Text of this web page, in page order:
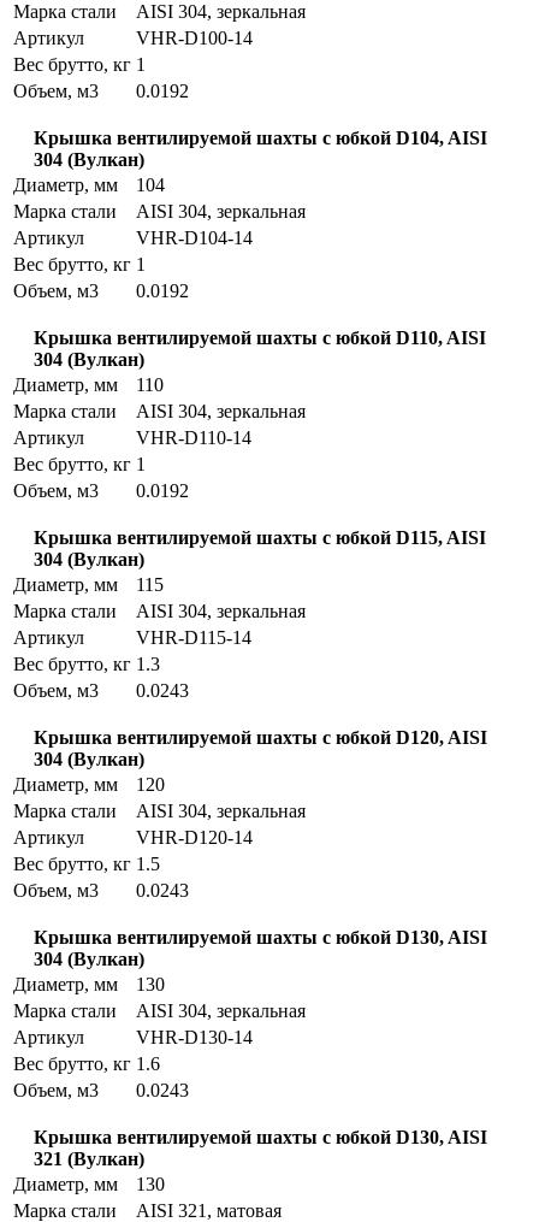
Марка стали
AISI 304, зеркальная
Артикул
VHR-D100-14
Вес брутто, кг 1
Объем, м3
0.0192
Крышка вентилируемой шахты с юбкой D104, AISI
304 (Вулкан)
Диаметр, мм
104
Марка стали
AISI 304, зеркальная
Артикул
VHR-D104-14
Вес брутто, кг 1
Объем, м3
0.0192
Крышка вентилируемой шахты с юбкой D110, AISI
304 (Вулкан)
Диаметр, мм
110
Марка стали
AISI 304, зеркальная
Артикул
VHR-D110-14
Вес брутто, кг 1
Объем, м3
0.0192
Крышка вентилируемой шахты с юбкой D115, AISI
304 (Вулкан)
Диаметр, мм
115
Марка стали
AISI 304, зеркальная
Артикул
VHR-D115-14
Вес брутто, кг 1.3
Объем, м3
0.0243
Крышка вентилируемой шахты с юбкой D120, AISI
304 (Вулкан)
Диаметр, мм
120
Марка стали
AISI 304, зеркальная
Артикул
VHR-D120-14
Вес брутто, кг 1.5
Объем, м3
0.0243
Крышка вентилируемой шахты с юбкой D130, AISI
304 (Вулкан)
Диаметр, мм
130
Марка стали
AISI 304, зеркальная
Артикул
VHR-D130-14
Вес брутто, кг 1.6
Объем, м3
0.0243
Крышка вентилируемой шахты с юбкой D130, AISI
321 (Вулкан)
Диаметр, мм
130
Марка стали
AISI 321, матовая